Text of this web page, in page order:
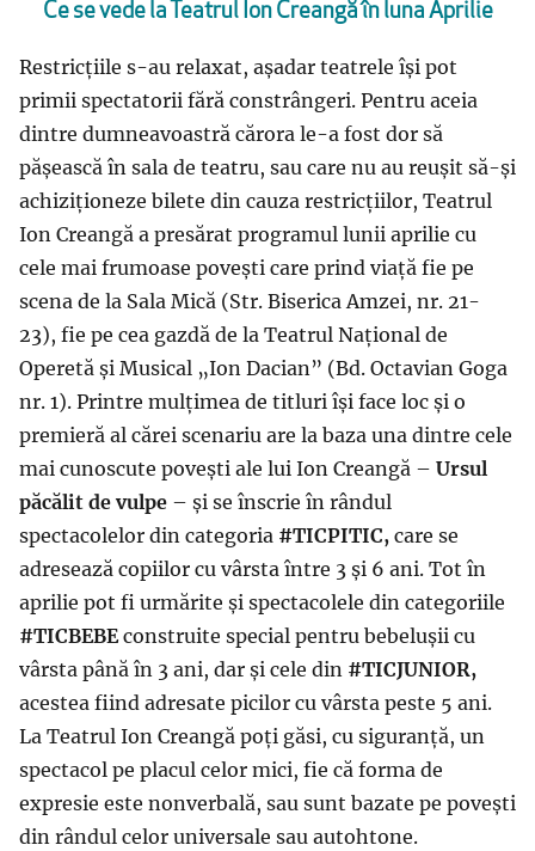
Ce se vede la Teatrul Ion Creangă în luna Aprilie
Restricțiile s-au relaxat, așadar teatrele își pot
primii spectatorii fără constrângeri. Pentru aceia
dintre dumneavoastră cărora le-a fost dor să
pășească în sala de teatru, sau care nu au reușit să-și
achiziționeze bilete din cauza restricțiilor, Teatrul
Ion Creangă a presărat programul lunii aprilie cu
cele mai frumoase povești care prind viață fie pe
scena de la Sala Mică (Str. Biserica Amzei, nr. 21-
23), fie pe cea gazdă de la Teatrul Național de
Operetă și Musical „Ion Dacian” (Bd. Octavian Goga
nr. 1). Printre mulțimea de titluri își face loc și o
premieră al cărei scenariu are la baza una dintre cele
mai cunoscute povești ale lui Ion Creangă – Ursul
păcălit de vulpe – și se înscrie în rândul
spectacolelor din categoria #TICPITIC, care se
adresează copiilor cu vârsta între 3 și 6 ani. Tot în
aprilie pot fi urmărite și spectacolele din categoriile
#TICBEBEconstruite special pentru bebelușii cu
vârsta până în 3 ani, dar și cele din #TICJUNIOR,
acestea fiind adresate picilor cu vârsta peste 5 ani.
La Teatrul Ion Creangă poți găsi, cu siguranță, un
spectacol pe placul celor mici, fie că forma de
expresie este nonverbală, sau sunt bazate pe povești
din rândul celor universale sau autohtone.